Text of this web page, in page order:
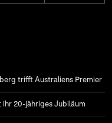
trifft Australiens Premier
20-jähriges Jubiläum